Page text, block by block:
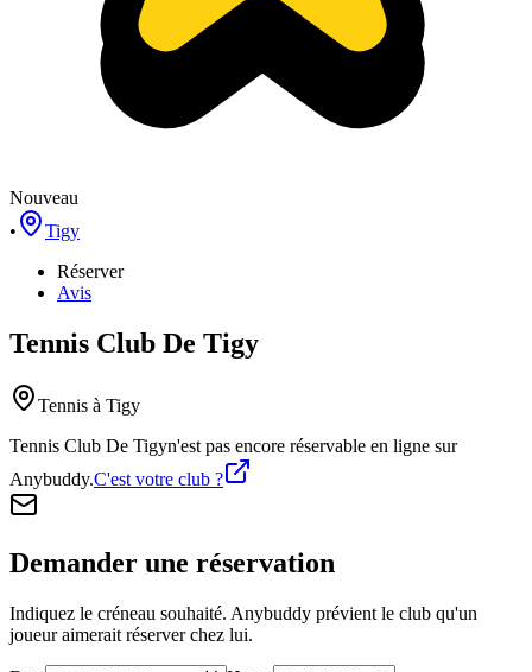
Nouveau
•
Tigy
Réserver
Avis
Tennis Club De Tigy
Tennis à Tigy
Tennis Club De Tigyn'est pas encore réservable en ligne sur
Anybuddy.C'est votre club ?
Demander une réservation
Indiquez le créneau souhaité. Anybuddy prévient le club qu'un
joueur aimerait réserver chez lui.